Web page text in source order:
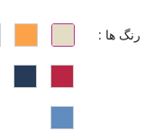
رنگ ها :